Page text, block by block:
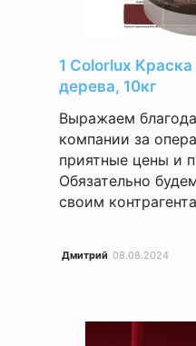
1 Colorlux
дерева, 10кг
Выражаем
компании за
приятные цены и
Обязательно
своим
Дмитрий 08.08.2024